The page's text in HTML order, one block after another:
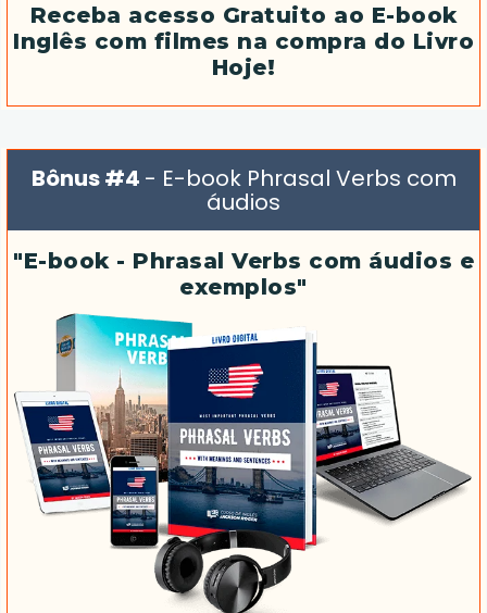
Receba acesso Gratuito ao E-book
Inglês com filmes na compra do Livro
Hoje!
Bônus #4 - E-book Phrasal Verbs com
áudios
"E-book - Phrasal Verbs com áudios e
exemplos"